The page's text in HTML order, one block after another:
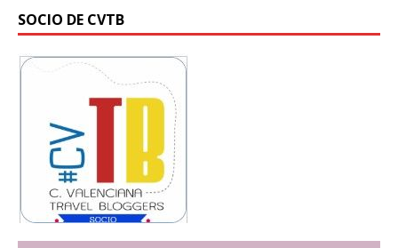
SOCIO DE CVTB